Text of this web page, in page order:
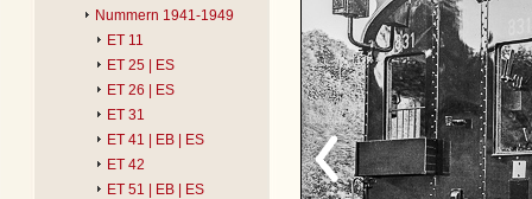
Nummern 1941-1949
ET 11
ET 25 | ES
ET 26 | ES
ET 31
ET 41 | EB | ES
ET 42
ET 51 | EB | ES